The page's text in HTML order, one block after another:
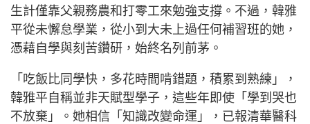
生計僅靠父親務農和打零工來勉強支撐。不過，韓雅
平從未懈怠學業，從小到大未上過任何補習班的她，
憑藉自學與刻苦鑽研，始終名列前茅。
「吃飯比同學快，多花時間啃錯題，積累到熟練」，
韓雅平自稱並非天賦型學子，這些年即使「學到哭也
不放棄」。她相信「知識改變命運」，已報清華醫科